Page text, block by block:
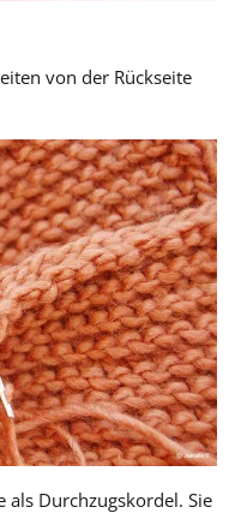
von der Rückseite
als Durchzugskordel. Sie